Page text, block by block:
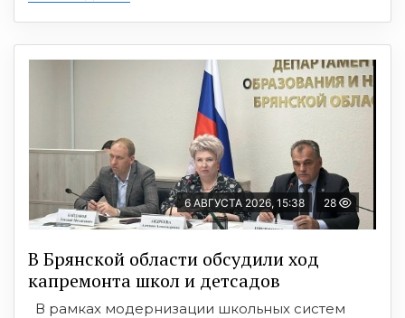
6 АВГУСТА 2026, 15:38 28
В Брянской области обсудили ход
капремонта школ и детсадов
В рамках модернизации школьных систем